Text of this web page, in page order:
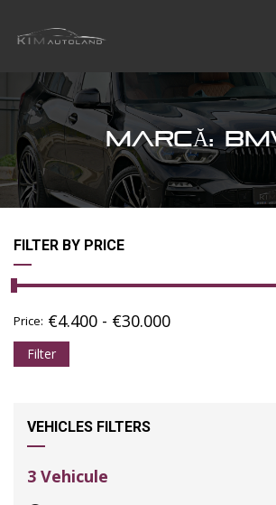
MARCĂ:
FILTER BY PRICE
Price: €4.400 - €30.000
Filter
VEHICLES FILTERS
3 Vehicule